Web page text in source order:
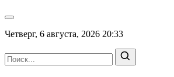
Четверг, 6 августа, 2026 20:33